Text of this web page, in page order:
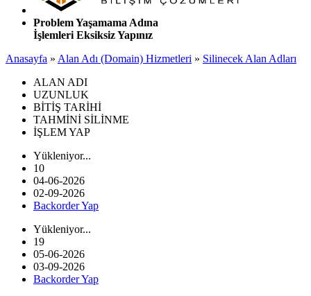
Problem Yaşamama Adına
İşlemleri Eksiksiz Yapınız
Anasayfa » Alan Adı (Domain) Hizmetleri » Silinecek Alan Adları
ALAN ADI
UZUNLUK
BİTİŞ TARİHİ
TAHMİNİ SİLİNME
İŞLEM YAP
Yükleniyor...
10
04-06-2026
02-09-2026
Backorder Yap
Yükleniyor...
19
05-06-2026
03-09-2026
Backorder Yap